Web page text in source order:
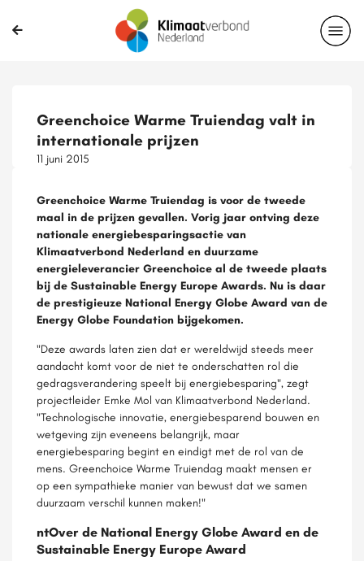
Greenchoice Warme Truiendag valt in
internationale prijzen
11 juni 2015
Greenchoice Warme Truiendag is voor de tweede
maal in de prijzen gevallen. Vorig jaar ontving deze
nationale energiebesparingsactie van
Klimaatverbond Nederland en duurzame
energieleverancier Greenchoice al de tweede plaats
bij de Sustainable Energy Europe Awards. Nu is daar
de prestigieuze National Energy Globe Award van de
Energy Globe Foundation bijgekomen.
"Deze awards laten zien dat er wereldwijd steeds meer
aandacht komt voor de niet te onderschatten rol die
gedragsverandering speelt bij energiebesparing", zegt
projectleider Emke Mol van Klimaatverbond Nederland.
"Technologische innovatie, energiebesparend bouwen en
wetgeving zijn eveneens belangrijk, maar
energiebesparing begint en eindigt met de rol van de
mens. Greenchoice Warme Truiendag maakt mensen er
op een sympathieke manier van bewust dat we samen
duurzaam verschil kunnen maken!"
ntOver de National Energy Globe Award en de
Sustainable Energy Europe Award